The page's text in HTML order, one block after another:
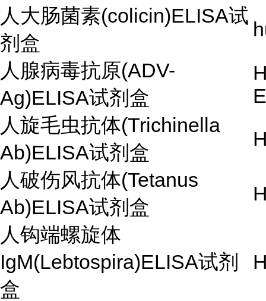
人大肠菌素(colicin)ELISA试
剂盒
人腺病毒抗原(ADV-
Ag)ELISA试剂盒
人旋毛虫抗体(Trichinella
Ab)ELISA试剂盒
人破伤风抗体(Tetanus
Ab)ELISA试剂盒
人钩端螺旋体
IgM(Lebtospira)ELISA试剂
盒